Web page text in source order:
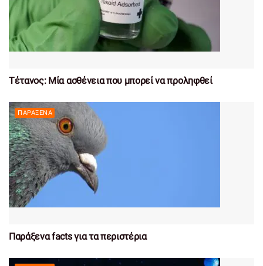
Τέτανος: Μία ασθένεια που μπορεί να προληφθεί
ΠΑΡΆΞΕΝΑ
Παράξενα facts για τα περιστέρια